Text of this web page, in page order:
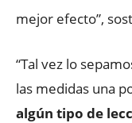
mejor efecto”,
“Tal vez lo
las medidas una
algún tipo de